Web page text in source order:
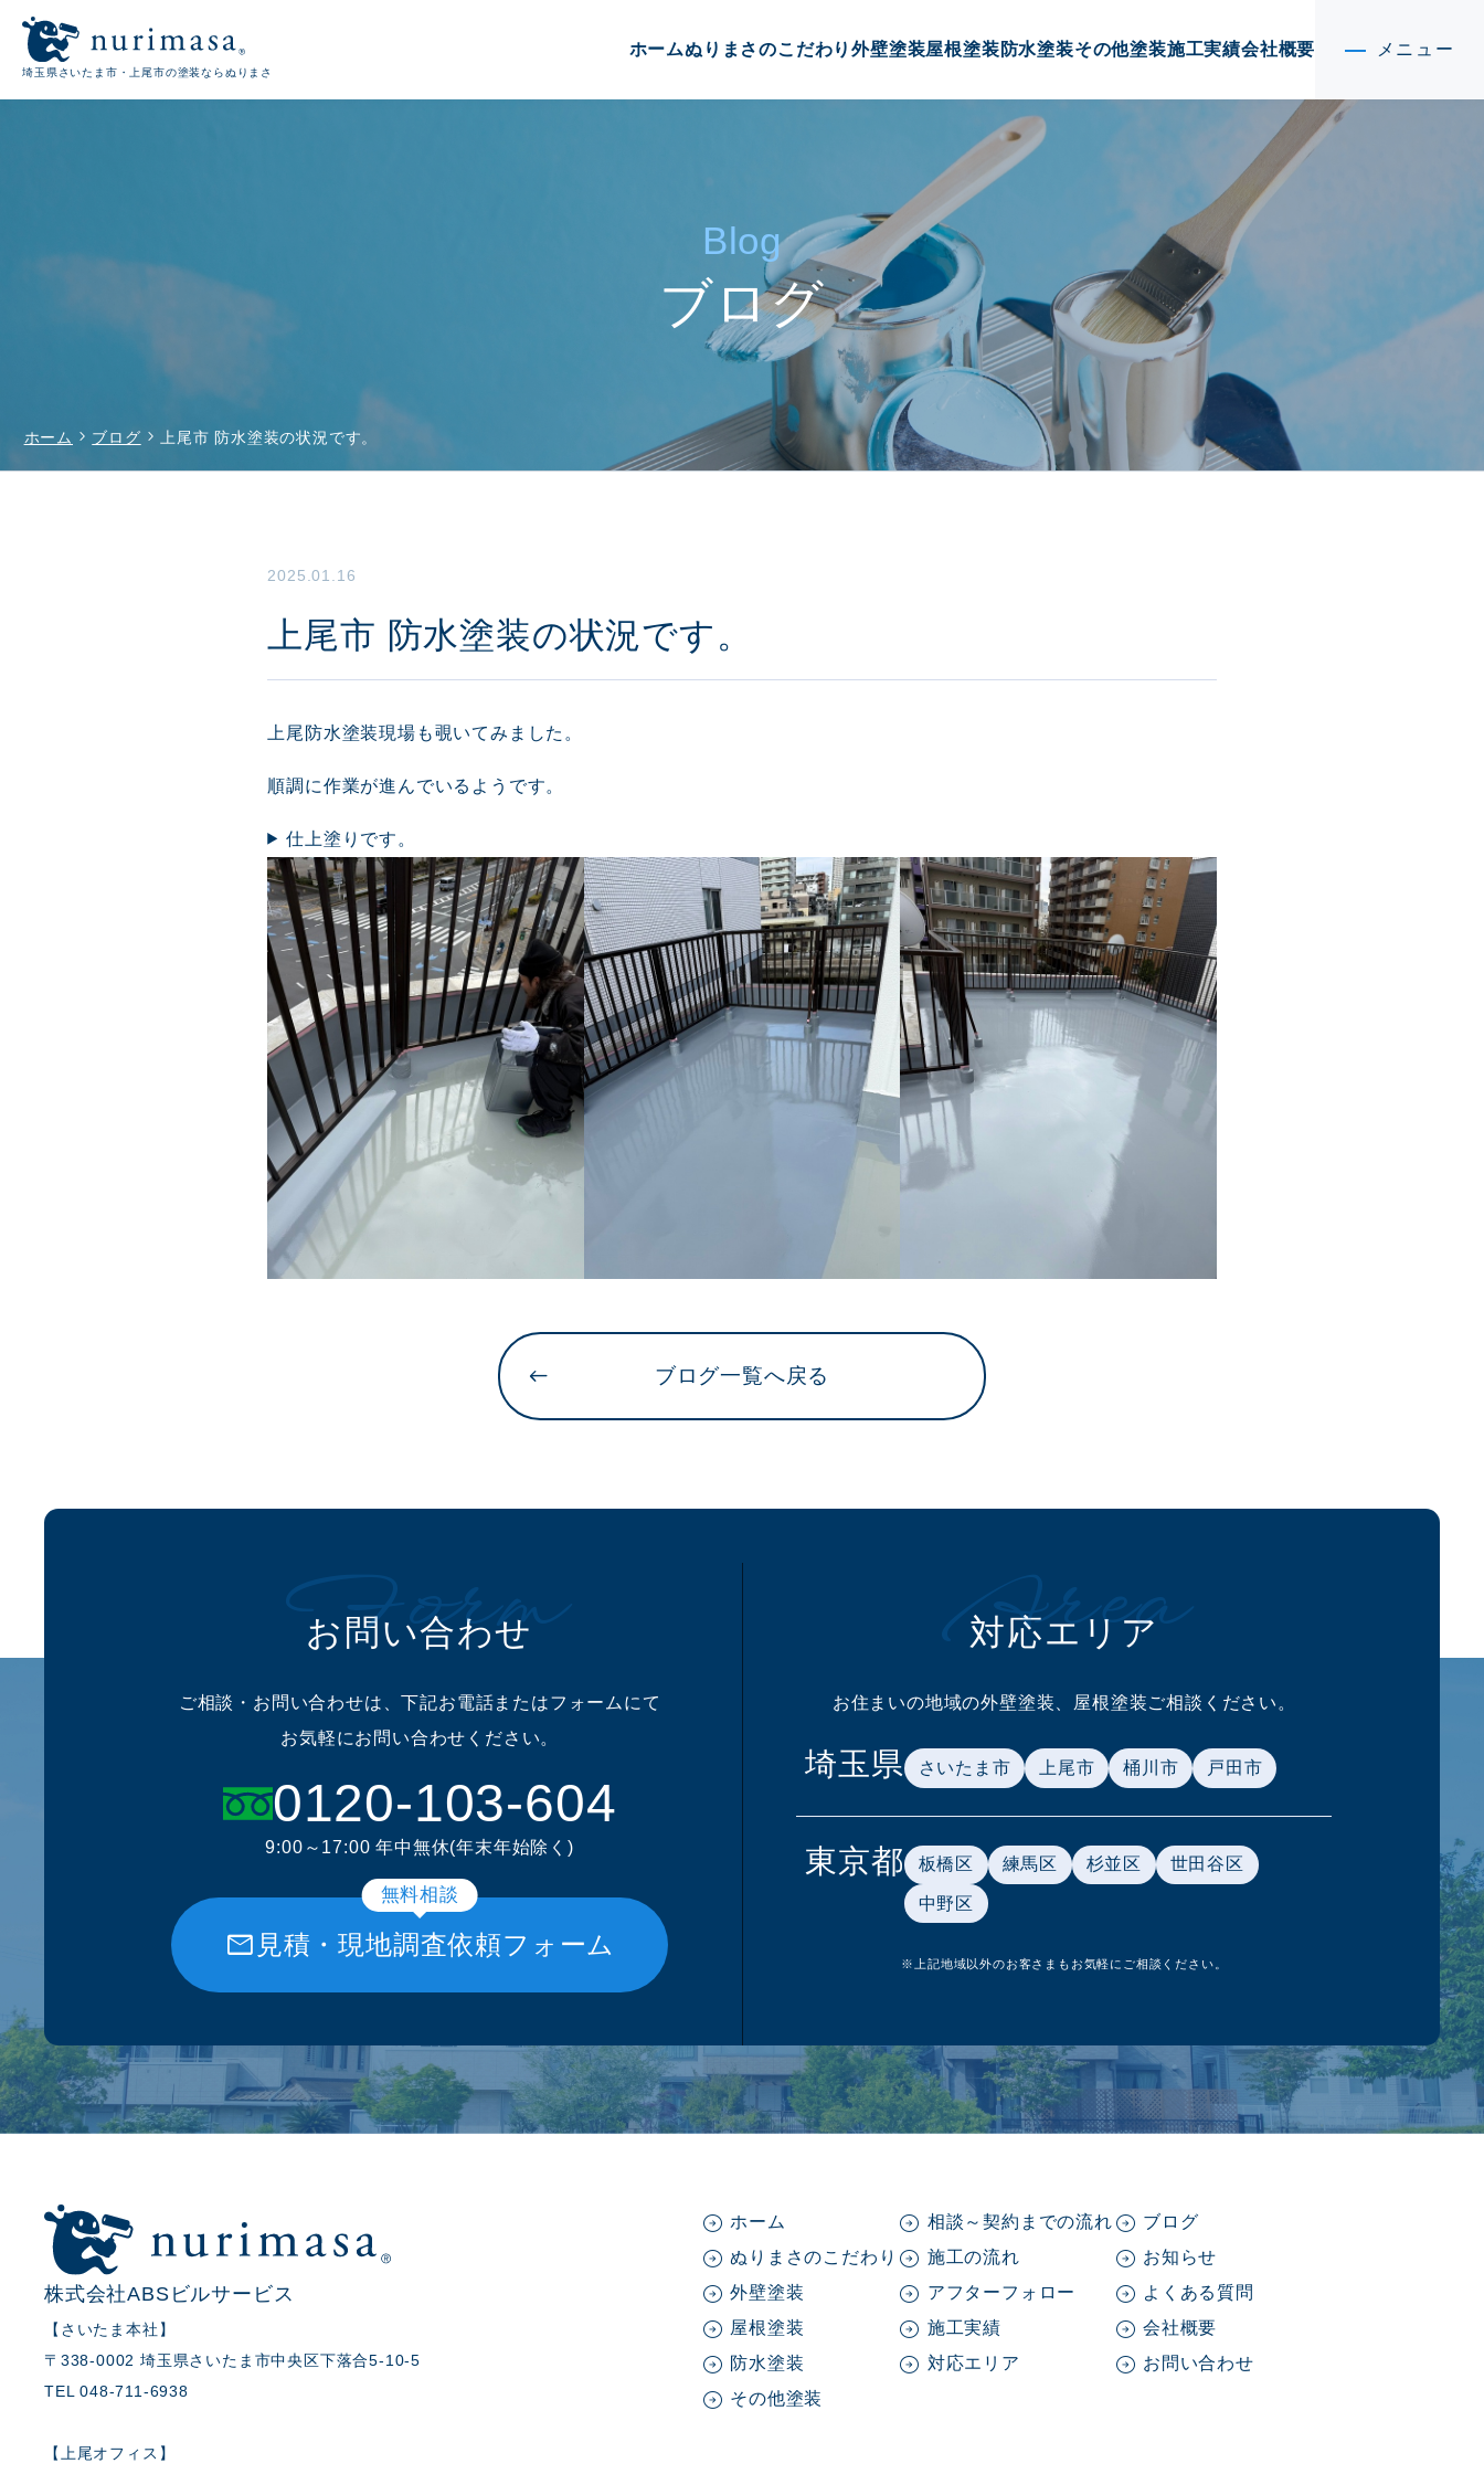
埼玉県さいたま市・上尾市の塗装ならぬりまさ
ホームぬりまさのこだわり外壁塗装屋根塗装 防水塗装その他塗装施工実績会社概要 メニュー
Blog
ブログ
ホーム chevron_right ブログ chevron_right 上尾市 防水塗装の状況です。
2025.01.16
上尾市 防水塗装の状況です。
上尾防水塗装現場も覗いてみました。
順調に作業が進んでいるようです。
仕上塗りです。
ブログ一覧へ戻る
お問い合わせ
Form
ご相談・お問い合わせは、下記お電話またはフォームにて
お気軽にお問い合わせください。
0120-103-604
9:00～17:00 年中無休(年末年始除く)
無料相談
mail 見積・現地調査依頼フォーム
対応エリア
Area
お住まいの地域の外壁塗装、 屋根塗装ご相談ください。
埼玉県 さいたま市 上尾市 桶川市 戸田市
東京都 板橋区 練馬区 杉並区 世田谷区
中野区
※上記地域以外のお客さまもお気軽にご相談ください。
株式会社ABSビルサービス
【さいたま本社】
〒338-0002 埼玉県さいたま市中央区下落合5-10-5
TEL 048-711-6938
【上尾オフィス】
ホーム
ぬりまさのこだわり
外壁塗装
屋根塗装
防水塗装
その他塗装
相談～契約までの流れ
施工の流れ
アフターフォロー
施工実績
対応エリア
ブログ
お知らせ
よくある質問
会社概要
お問い合わせ